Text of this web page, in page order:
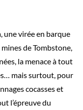
une virée en barque
de Tombstone,
la menace à tout
mais surtout, pour
cocasses et
l’épreuve du